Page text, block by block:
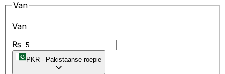
Van
Van
₨
PKR - Pakistaanse roepie